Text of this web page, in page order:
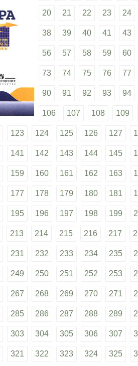
20 21 22 23 24
38 39 40 41 43
56 57 58 59 60
73 74 75 76 77
90 91 92 93 94
106 107 108 109
123 124 125 126 127
141 142 143 144 145
159 160 161 162 163
177 178 179 180 181
195 196 197 198 199
213 214 215 216 217
231 232 233 234 235
249 250 251 252 253
267 268 269 270 271
285 286 287 288 289
303 304 305 306 307
321 322 323 324 325